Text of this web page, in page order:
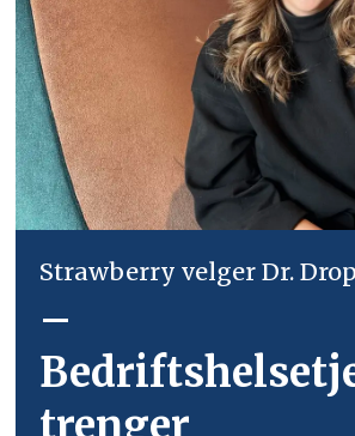
Strawberry velger Dr.
–
trenger